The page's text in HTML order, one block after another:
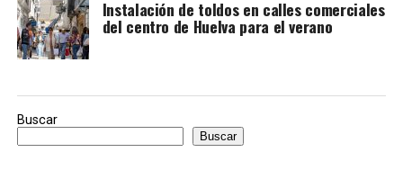
Instalación de toldos en calles comerciales
del centro de Huelva para el verano
Buscar
Buscar